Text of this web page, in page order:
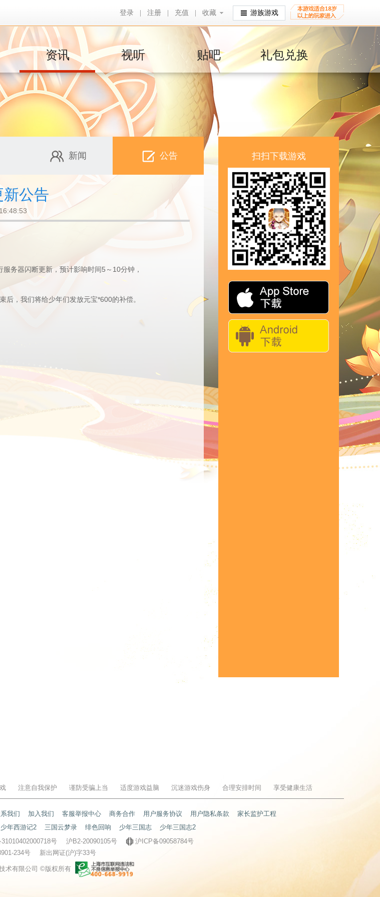
登录 注册 充值 收藏
收藏 游族游戏
资讯 视听 贴吧 礼包兑换
新闻 公告
公告
务器闪断更新，预计影响时间5～10分钟，
，我们将给少年们发放元宝*600的补偿。
扫扫下载游戏
注意自我保护 谨防受骗上当 适度游戏益脑 沉迷游戏伤身 合理安排时间 享受健康生活
我们 加入我们 客服举报中心 商务合作 用户服务协议 用户隐私条款
家长监护工程
少年西游记2 三国云梦录 绯色回响 少年三国志
少年三国志2
号
沪B2-20090105号
沪ICP备09058784号
234号
新出网证(沪)字33号
术有限公司 ©版权所有